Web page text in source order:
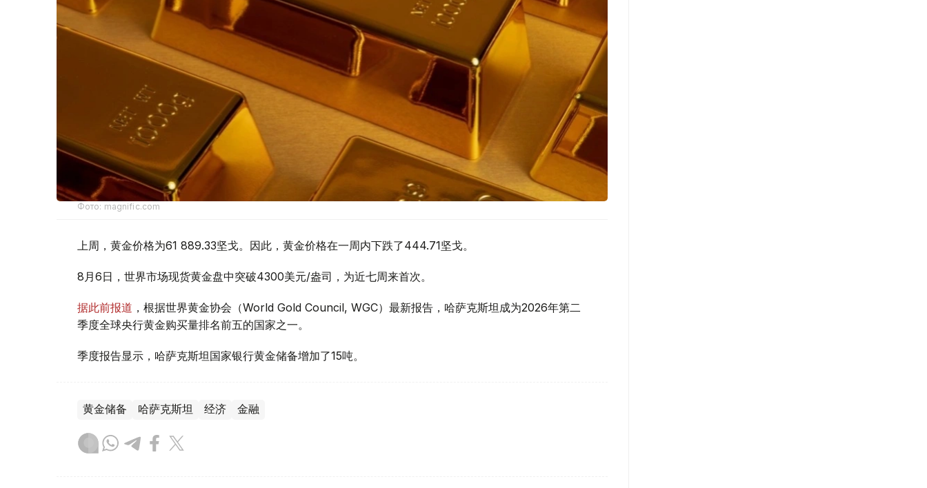
Фото: magnific.com
上周，黄金价格为61 889.33坚戈。因此，黄金价格在一周内下跌了444.71坚戈。
8月6日，世界市场现货黄金盘中突破4300美元/盎司，为近七周来首次。
据此前报道 ，根据世界黄金协会（World Gold Council, WGC）最新报告，哈萨克斯坦成为2026年第二
季度全球央行黄金购买量排名前五的国家之一。
季度报告显示，哈萨克斯坦国家银行黄金储备增加了15吨。
黄金储备 哈萨克斯坦 经济 金融